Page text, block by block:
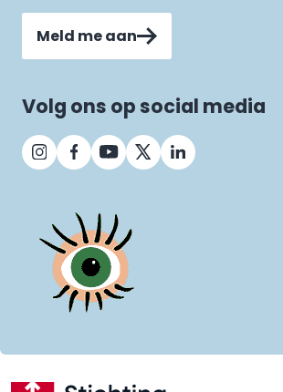
Meld me aan
Volg ons op social media